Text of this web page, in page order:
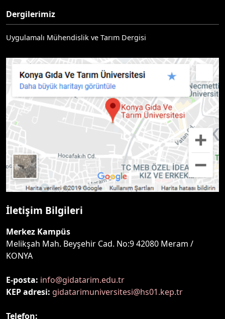
Dergilerimiz
Uygulamalı Mühendislik ve Tarım Dergisi
İletişim Bilgileri
Merkez Kampüs
Melikşah Mah. Beyşehir Cad. No:9 42080 Meram /
KONYA
E-posta: info@gidatarim.edu.tr
KEP adresi: gidatarimuniversitesi@hs01.kep.tr
Telefon: